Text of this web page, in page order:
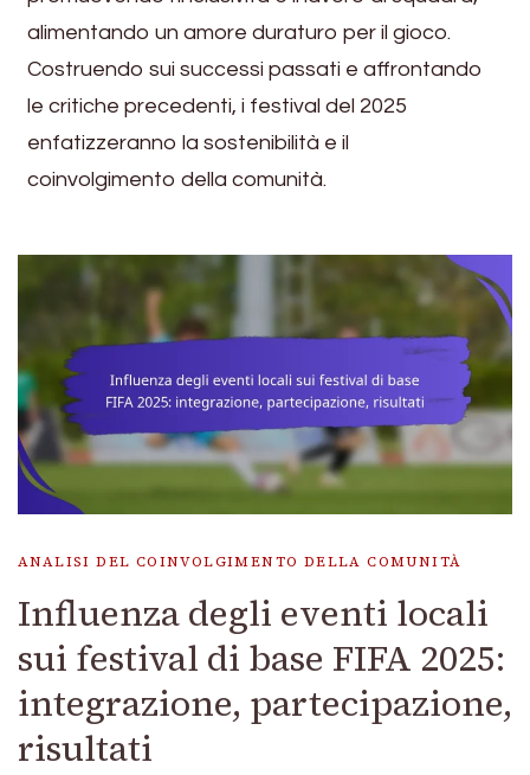
alimentando un amore duraturo per il gioco.
Costruendo sui successi passati e affrontando
le critiche precedenti, i festival del 2025
enfatizzeranno la sostenibilità e il
coinvolgimento della comunità.
ANALISI DEL COINVOLGIMENTO DELLA COMUNITÀ
Influenza degli eventi locali
sui festival di base FIFA 2025:
integrazione, partecipazione,
risultati